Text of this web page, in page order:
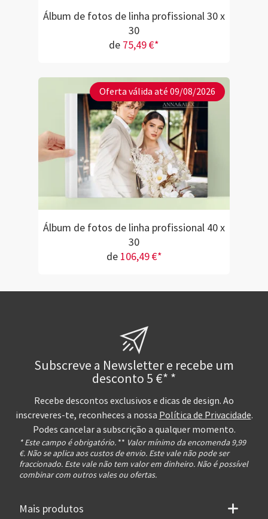
Álbum de fotos de linha profissional 30 x
30
de 75,49 €*
Oferta válida até 09/08/2026
Álbum de fotos de linha profissional 40 x
30
de 106,49 €*
Subscreve a Newsletter e recebe um
desconto 5 €* *
Recebe descontos exclusivos e dicas de design. Ao
inscreveres-te, reconheces a nossa Política de Privacidade.
Podes cancelar a subscrição a qualquer momento.
* Este campo é obrigatório. ** Valor mínimo da encomenda 9,99
€. Não se aplica aos custos de envio. Este vale não pode ser
fraccionado. Este vale não tem valor em dinheiro. Não é possível
combinar com outros vales ou ofertas.
Mais produtos